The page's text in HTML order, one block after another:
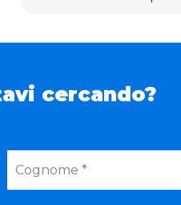
cercando?